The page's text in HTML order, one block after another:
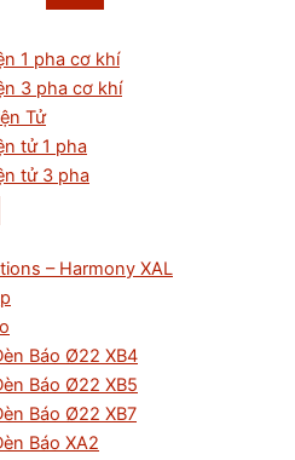
1 pha cơ khí
3 pha cơ khí
Tử
tử 1 pha
tử 3 pha
– Harmony XAL
Báo Ø22 XB4
Báo Ø22 XB5
Báo Ø22 XB7
Báo XA2